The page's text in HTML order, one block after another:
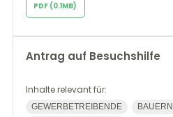
PDF (0.1MB)
Antrag auf Besuchshilfe
Inhalte relevant für:
GEWERBETREIBENDE
BAUERN